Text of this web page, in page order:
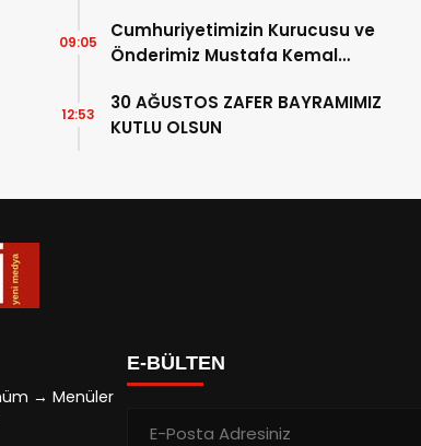
Cumhuriyetimizin Kurucusu ve
Önderimiz Mustafa Kemal
87. Yılında saygıyla anıyoruz.
09:05
30 AĞUSTOS ZAFER BAYRAMIMIZ
KUTLU OLSUN
12:53
→ Menüler
E-BÜLTEN